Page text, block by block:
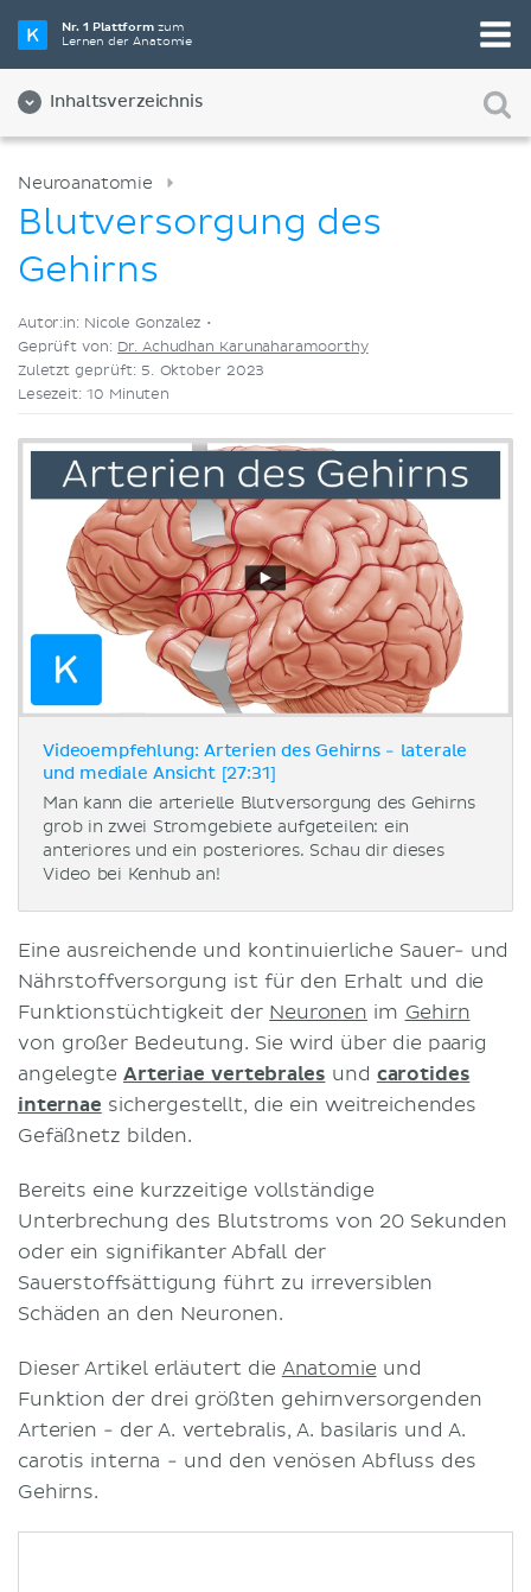
Nr. 1 Plattformzum
Lernen der Anatomie
Inhaltsverzeichnis
Wähle die beste Lernmethode für dich
Videos
Neuroanatomie
Blutversorgung des
Gehirns
Autor:in: Nicole Gonzalez •
Geprüft von: Dr. Achudhan Karunaharamoorthy
Zuletzt geprüft: 5. Oktober 2023
Lesezeit: 10 Minuten
Videoempfehlung: Arterien des Gehirns - laterale
und mediale Ansicht [27:31]
Man kann die arterielle Blutversorgung des Gehirns
grob in zwei Stromgebiete aufgeteilen: ein
anteriores und ein posteriores. Schau dir dieses
Video bei Kenhub an!
Eine ausreichende und kontinuierliche Sauer- und
Nährstoffversorgung ist für den Erhalt und die
Funktionstüchtigkeit der Neuronen im Gehirn
von großer Bedeutung. Sie wird über die paarig
angelegte Arteriae vertebrales und carotides
internae sichergestellt, die ein weitreichendes
Gefäßnetz bilden.
Bereits eine kurzzeitige vollständige
Unterbrechung des Blutstroms von 20 Sekunden
oder ein signifikanter Abfall der
Sauerstoffsättigung führt zu irreversiblen
Schäden an den Neuronen.
Dieser Artikel erläutert die Anatomie und
Funktion der drei größten gehirnversorgenden
Arterien - der A. vertebralis, A. basilaris und A.
carotis interna - und den venösen Abfluss des
Gehirns.